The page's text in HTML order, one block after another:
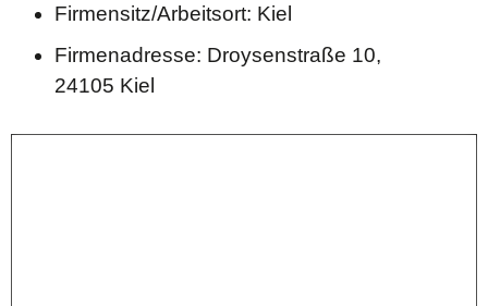
Firmensitz/Arbeitsort: Kiel
Firmenadresse: Droysenstraße 10,
24105 Kiel